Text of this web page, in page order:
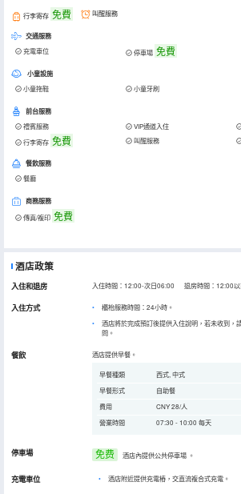
行李寄存 免費 叫醒服務
交通服務
充電車位 停車場 免費
小童設施
小童拖鞋 小童牙刷
前台服務
禮賓服務 VIP通道入住
行李寄存 免費 叫醒服務
餐飲服務
餐廳
商務服務
傳真/複印 免費
酒店政策
入住和退房 入住時間：12:00-次日06:00 退房時間：12:00以
入住方式
櫃枱服務時間：24小時。
酒店將於完成預訂後提供入住說明，若未收到，
問。
餐飲 酒店提供早餐。
早餐種類
西式, 中式
早餐形式
自助餐
費用
CNY 28/人
營業時間
07:30 - 10:00 每天
停車場 免费 酒店內提供公共停車場 。
充電車位 • 酒店附近提供充電樁，交直流複合式充電。